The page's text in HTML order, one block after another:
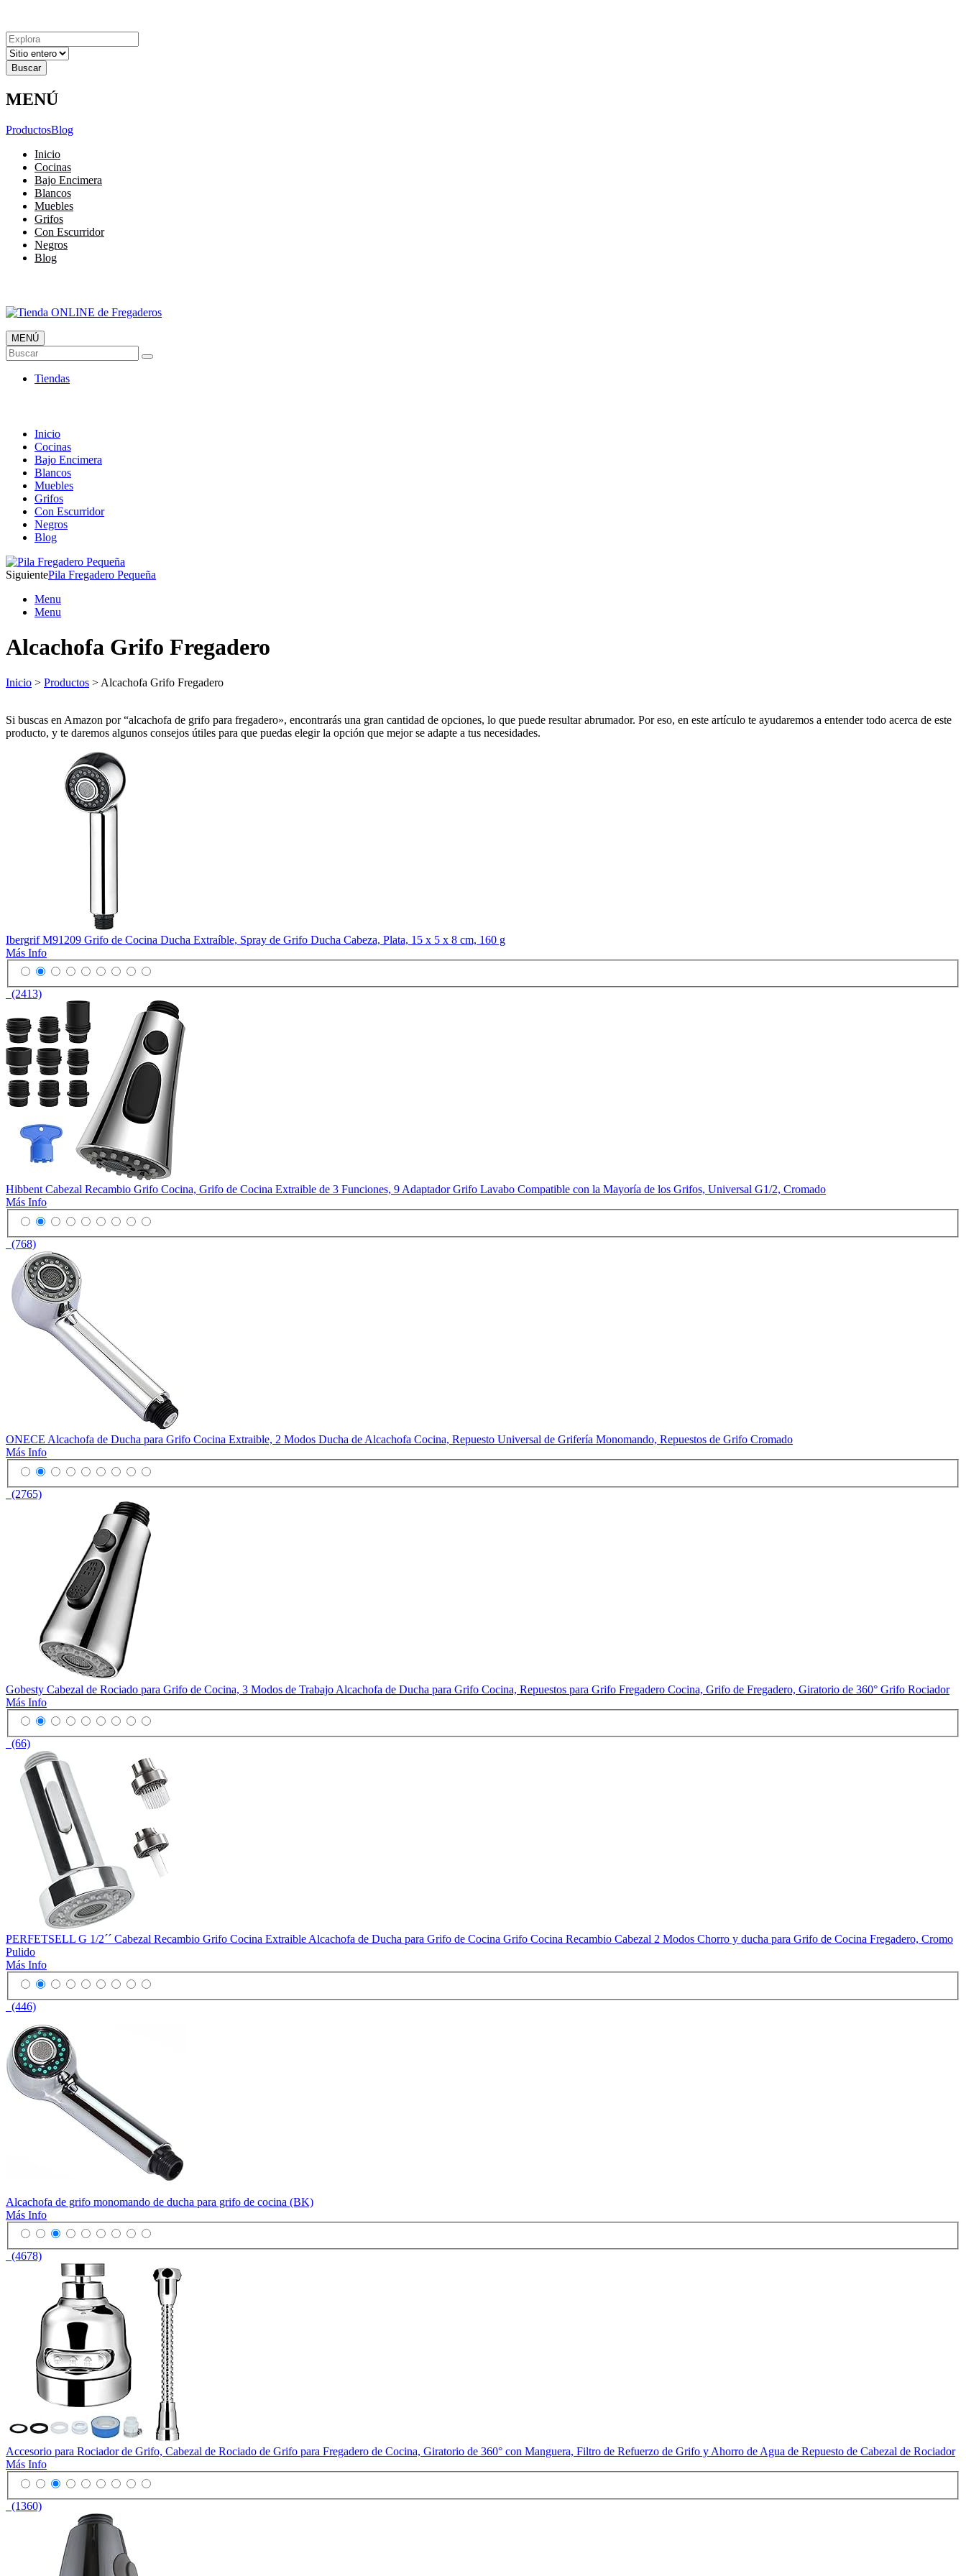
Resultados
para
MENÚ
ProductosBlog
Inicio
Cocinas
Bajo Encimera
Blancos
Muebles
Grifos
Con Escurridor
Negros
Blog
Tienda ONLINE de Fregaderos
TOP en Ventas
MENÚ
Buscar
Tiendas
Inicio
Cocinas
Bajo Encimera
Blancos
Muebles
Grifos
Con Escurridor
Negros
Blog
SiguientePila Fregadero Pequeña
Menu
Menu
Alcachofa Grifo Fregadero
Inicio > Productos > Alcachofa Grifo Fregadero
Si buscas en Amazon por “alcachofa de grifo para fregadero», encontrarás una gran cantidad de opciones, lo que puede resultar abrumador. Por eso, en este artículo te ayudaremos a entender todo acerca de este
producto, y te daremos algunos consejos útiles para que puedas elegir la opción que mejor se adapte a tus necesidades.
Ibergrif M91209 Grifo de Cocina Ducha Extraíble, Spray de Grifo Ducha Cabeza, Plata, 15 x 5 x 8 cm, 160 g
Más Info
(2413)
Hibbent Cabezal Recambio Grifo Cocina, Grifo de Cocina Extraible de 3 Funciones, 9 Adaptador Grifo Lavabo Compatible con la Mayoría de los Grifos, Universal G1/2, Cromado
Más Info
(768)
ONECE Alcachofa de Ducha para Grifo Cocina Extraible, 2 Modos Ducha de Alcachofa Cocina, Repuesto Universal de Grifería Monomando, Repuestos de Grifo Cromado
Más Info
(2765)
Gobesty Cabezal de Rociado para Grifo de Cocina, 3 Modos de Trabajo Alcachofa de Ducha para Grifo Cocina, Repuestos para Grifo Fregadero Cocina, Grifo de Fregadero, Giratorio de 360° Grifo Rociador
Más Info
(66)
PERFETSELL G 1/2´´ Cabezal Recambio Grifo Cocina Extraible Alcachofa de Ducha para Grifo de Cocina Grifo Cocina Recambio Cabezal 2 Modos Chorro y ducha para Grifo de Cocina Fregadero, Cromo
Pulido
Más Info
(446)
Alcachofa de grifo monomando de ducha para grifo de cocina (BK)
Más Info
(4678)
Accesorio para Rociador de Grifo, Cabezal de Rociado de Grifo para Fregadero de Cocina, Giratorio de 360° con Manguera, Filtro de Refuerzo de Grifo y Ahorro de Agua de Repuesto de Cabezal de Rociador
Más Info
(1360)